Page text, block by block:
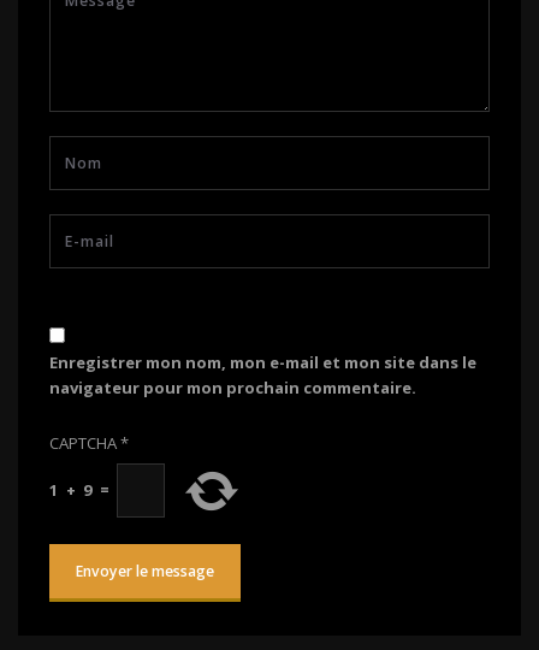
Enregistrer mon nom, mon e-mail et mon site dans le
navigateur pour mon prochain commentaire.
CAPTCHA*
1 + 9 =